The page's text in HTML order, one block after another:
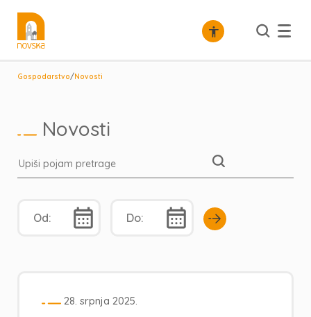
Gospodarstvo/Novosti
Novosti
28. srpnja 2025.